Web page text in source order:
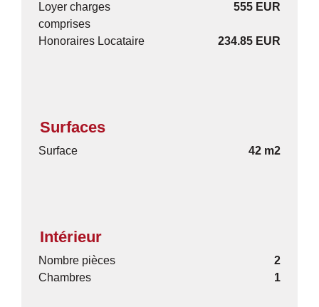
Loyer charges
comprises
555 EUR
Honoraires Locataire 234.85 EUR
Surfaces
Surface 42 m2
Intérieur
Nombre pièces
2
Chambres
1